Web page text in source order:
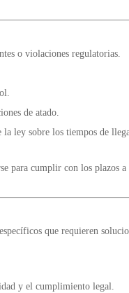
o violaciones regulatorias.
de atado.
ley sobre los tiempos de
para cumplir con los plazos a
que requieren
y el cumplimiento legal.